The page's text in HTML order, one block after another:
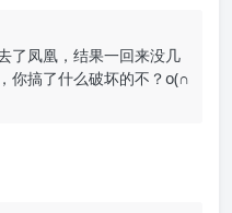
了凤凰，结果一回来没几
你搞了什么破坏的不？o(∩